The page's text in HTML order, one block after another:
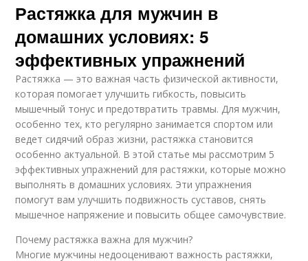
Растяжка для мужчин в
домашних условиях: 5
эффективных упражнений
Растяжка — это важная часть физической активности,
которая помогает улучшить гибкость, повысить
мышечный тонус и предотвратить травмы. Для мужчин,
особенно тех, кто регулярно занимается спортом или
ведет сидячий образ жизни, растяжка становится
особенно актуальной. В этой статье мы рассмотрим 5
эффективных упражнений для растяжки, которые можно
выполнять в домашних условиях. Эти упражнения
помогут вам улучшить подвижность суставов, снять
мышечное напряжение и повысить общее самочувствие.
Почему растяжка важна для мужчин?
Многие мужчины недооценивают важность растяжки,